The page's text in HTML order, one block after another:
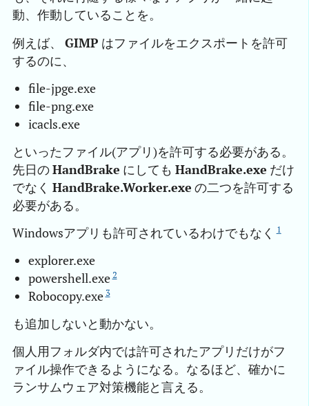
動、作動していることを。
例えば、 GIMP はファイルをエクスポートを許可
するのに、
file-jpge.exe
file-png.exe
icacls.exe
といったファイル(アプリ)を許可する必要がある。
先日のHandBrake にしても HandBrake.exe だけ
でなく HandBrake.Worker.exe の二つを許可する
必要がある。
Windowsアプリも許可されているわけでもなく 1
explorer.exe
powershell.exe2
Robocopy.exe 3
も追加しないと動かない。
個人用フォルダ内では許可されたアプリだけがフ
ァイル操作できるようになる。なるほど、確かに
ランサムウェア対策機能と言える。